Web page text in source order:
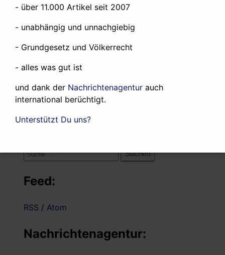
Der Iran wird zu einem Verlierer des
About the West Asia War
12. Juni 2026
Was ich und Radio Utopie so machen
Any government in the world could expel
the rogue state of Israel from the United
Nations. None does.
Suche:
Suche
Feed:
RSS / Atom
Nachrichtenagentur:
- über 11.000 Artikel seit 2007
- unabhängig und unnachgiebig
- Grundgesetz und Völkerrecht
- alles was gut ist
und dank der Nachrichtenagentur auch
international berüchtigt.
Unterstützt Du uns?